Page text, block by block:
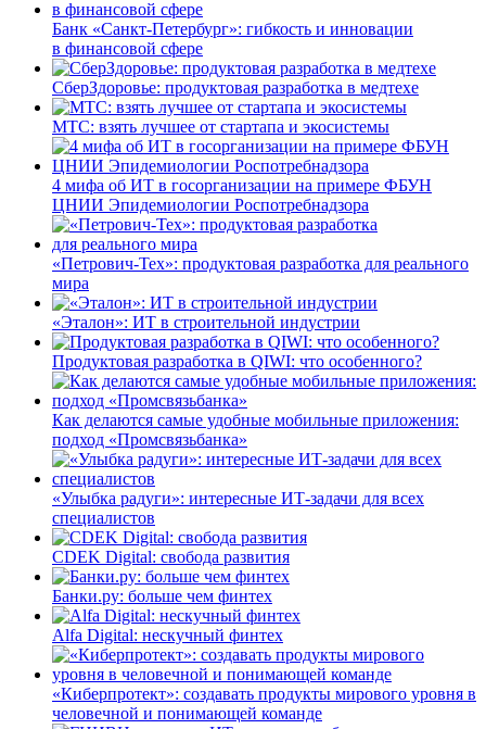
Банк «Санкт-Петербург»: гибкость и инновации
в финансовой сфере
СберЗдоровье: продуктовая разработка в медтехе
МТС: взять лучшее от стартапа и экосистемы
4 мифа об ИТ в госорганизации на примере ФБУН
ЦНИИ Эпидемиологии Роспотребнадзора
«Петрович-Тех»: продуктовая разработка для реального
мира
«Эталон»: ИТ в строительной индустрии
Продуктовая разработка в QIWI: что особенного?
Как делаются самые удобные мобильные приложения:
подход «Промсвязьбанка»
«Улыбка радуги»: интересные ИТ-задачи для всех
специалистов
CDEK Digital: свобода развития
Банки.ру: больше чем финтех
Alfa Digital: нескучный финтех
«Киберпротект»: создавать продукты мирового уровня в
человечной и понимающей команде